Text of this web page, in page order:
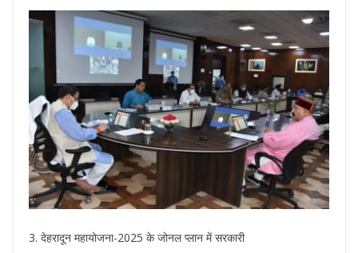
3. देहरादून महायोजना-2025 के जोनल प्लान में सरकारी